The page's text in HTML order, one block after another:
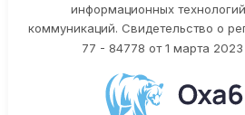
информационных
коммуникаций. Свидетельство о
77 - 84778 от 1 марта 2023